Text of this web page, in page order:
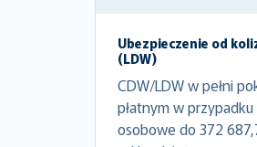
Ubezpieczenie od
(LDW)
CDW/LDW w pełni
płatnym w
osobowe do 372